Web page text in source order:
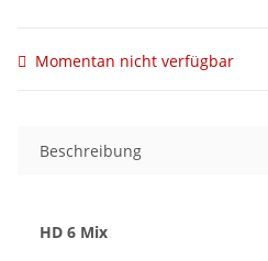
Momentan nicht verfügbar
Beschreibung
HD 6 Mix